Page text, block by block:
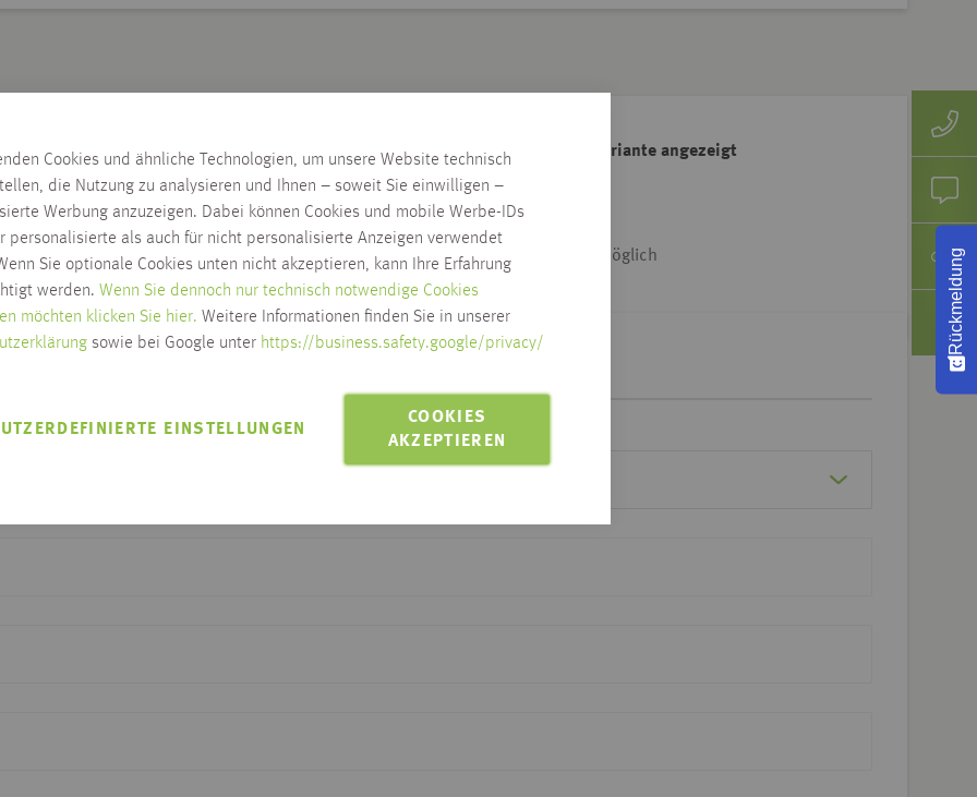
Cookies und ähnliche Technologien, um unsere Website technisch
die Nutzung zu analysieren und Ihnen – soweit Sie einwilligen –
Werbung anzuzeigen. Dabei können Cookies und mobile Werbe-IDs
personalisierte als auch für nicht personalisierte Anzeigen verwendet
Sie optionale Cookies unten nicht akzeptieren, kann Ihre Erfahrung
werden. Wenn Sie dennoch nur technisch notwendige Cookies
möchten klicken Sie hier. Weitere Informationen finden Sie in unserer
sowie bei Google unter https://business.safety.google/privacy/
COOKIES
AKZEPTIEREN
EINSTELLUNGEN
Lieferzeit wird nach Auswahl der Artikelvariante angezeigt
Zum Ändern der Lieferadresse bitte Adresse klicken
LIEFERN AN 88250
Lieferung innerhalb Habis-Gebiet & Dtl.-weit möglich
Click & Collect möglich
EINEM KLICK
Rückmeldung